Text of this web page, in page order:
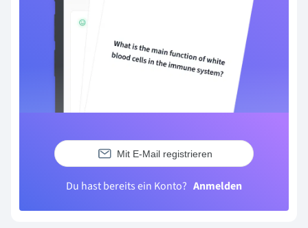
Mit E-Mail registrieren
Du hast bereits ein Konto? Anmelden